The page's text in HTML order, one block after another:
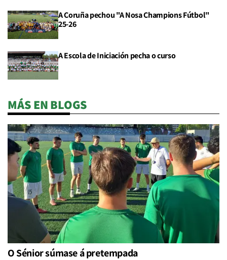
A Coruña pechou "A Nosa Champions Fútbol"
25-26
A Escola de Iniciación pecha o curso
MÁS EN BLOGS
O Sénior súmase á pretempada